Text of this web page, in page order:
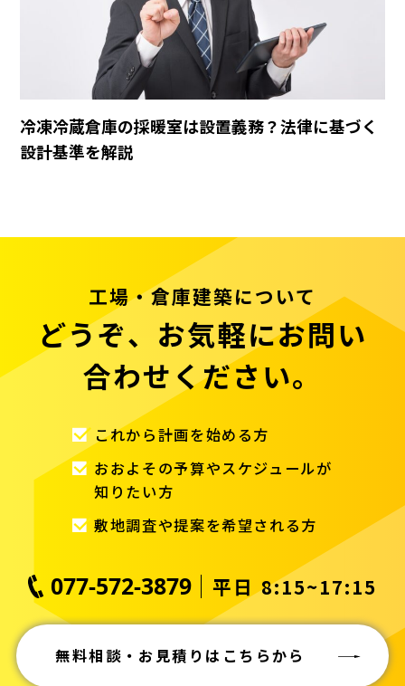
冷凍冷蔵倉庫の採暖室は設置義務？法律に基づく
設計基準を解説
工場・倉庫建築について
どうぞ、お気軽にお問い
合わせください。
これから計画を始める方
おおよその予算やスケジュールが
知りたい方
敷地調査や提案を希望される方
077-572-3879 平日 8:15~17:15
無料相談・お見積りはこちらから